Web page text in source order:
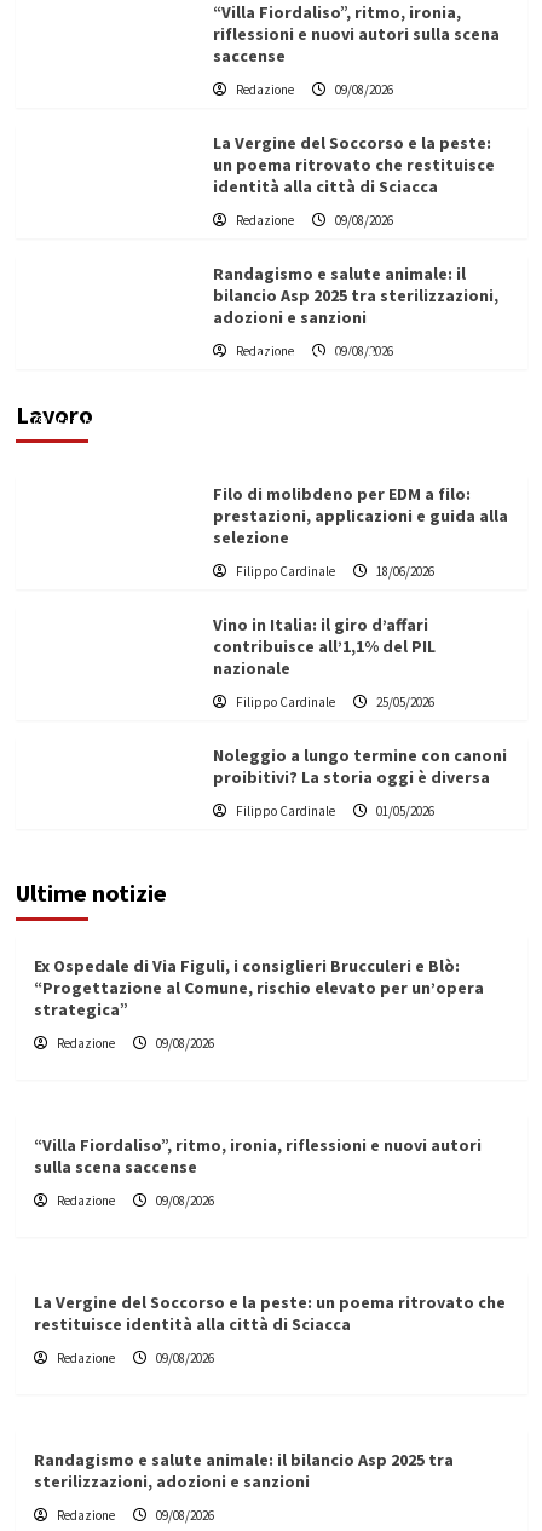
“Villa Fiordaliso”, ritmo, ironia,
riflessioni e nuovi autori sulla scena
saccense
Redazione 09/08/2026
La Vergine del Soccorso e la peste:
un poema ritrovato che restituisce
identità alla città di Sciacca
Redazione 09/08/2026
Randagismo e salute animale: il
bilancio Asp 2025 tra sterilizzazioni,
adozioni e sanzioni
Redazione 09/08/2026
Lavoro
L’ingegnere saccense Buscarnera partner chiave
di un progetto transnazionale per la transizione
Filippo Cardinale
Filo di molibdeno per EDM a filo:
prestazioni, applicazioni e guida alla
selezione
Filippo Cardinale 18/06/2026
Vino in Italia: il giro d’affari
contribuisce all’1,1% del PIL
nazionale
Filippo Cardinale 25/05/2026
Noleggio a lungo termine con canoni
proibitivi? La storia oggi è diversa
Filippo Cardinale 01/05/2026
Ultime notizie
Ex Ospedale di Via Figuli, i consiglieri Brucculeri e Blò:
“Progettazione al Comune, rischio elevato per un’opera
strategica”
Redazione 09/08/2026
“Villa Fiordaliso”, ritmo, ironia, riflessioni e nuovi autori
sulla scena saccense
Redazione 09/08/2026
La Vergine del Soccorso e la peste: un poema ritrovato che
restituisce identità alla città di Sciacca
Redazione 09/08/2026
Randagismo e salute animale: il bilancio Asp 2025 tra
sterilizzazioni, adozioni e sanzioni
Redazione 09/08/2026